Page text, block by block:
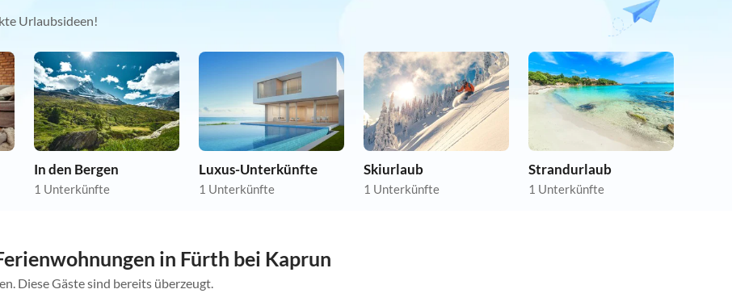
Urlaubsideen!
In den Bergen
1 Unterkünfte
Luxus-Unterkünfte
1 Unterkünfte
Skiurlaub
1 Unterkünfte
Strandurlaub
1 Unterkünfte
in Fürth bei Kaprun
Diese Gäste sind bereits überzeugt.